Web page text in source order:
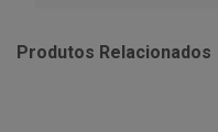
Produtos Relacionados